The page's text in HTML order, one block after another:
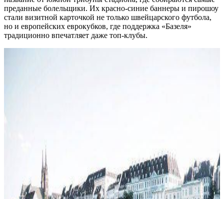
преданные болельщики. Их красно-синие баннеры и пирошоу
стали визитной карточкой не только швейцарского футбола,
но и европейских еврокубков, где поддержка «Базеля»
традиционно впечатляет даже топ-клубы.